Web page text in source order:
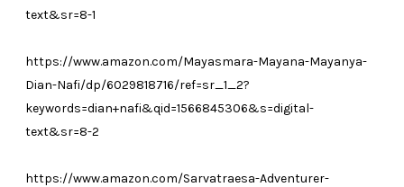
text&sr=8-1
https://www.amazon.com/Mayasmara-Mayana-Mayanya-
Dian-Nafi/dp/6029818716/ref=sr_1_2?
keywords=dian+nafi&qid=1566845306&s=digital-
text&sr=8-2
https://www.amazon.com/Sarvatraesa-Adventurer-